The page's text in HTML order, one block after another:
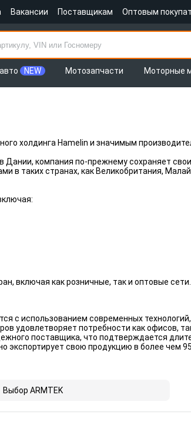
Вакансии Поставщикам Оптовым
NEW Мотозапчасти Моторные
холдинга Hamelin и значимым
Дании, компания по-прежнему сохраняет
в таких странах, как Великобритания,
включая как розничные, так и оптовые сети.
с использованием современных
удовлетворяет потребности как офисов,
поставщика, что подтверждается
экспортирует свою продукцию в более чем
Выбор ARMTEK